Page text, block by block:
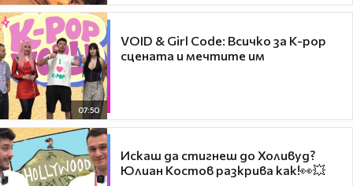
07:50
VOID & Girl Code: Всичко за K-pop
сцената и мечтите им
Искаш да стигнеш до Холивуд?
Юлиан Костов разкрива как!👀💥